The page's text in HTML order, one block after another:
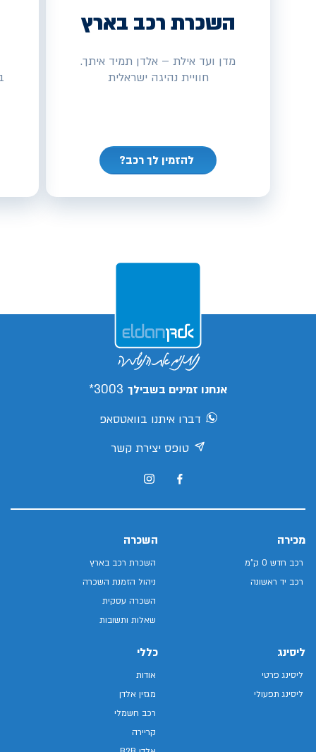
השכרת רכב בארץ
מדן ועד אילת – אלדן תמיד איתך.
חוויית נהיגה ישראלית
להזמין לך רכב?
אנחנו זמינים בשבילך 3003*
דברו איתנו בוואטסאפ
טופס יצירת קשר
מכירה
רכב חדש 0 ק"מ
רכב יד ראשונה
השכרה
השכרת רכב בארץ
ניהול הזמנת השכרה
השכרה עסקית
שאלות ותשובות
ליסינג
ליסינג פרטי
ליסינג תפעולי
כללי
אודות
מגזין אלדן
רכב חשמלי
קריירה